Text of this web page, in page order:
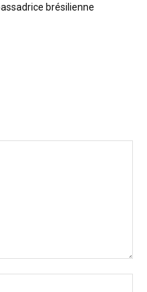
brésilienne